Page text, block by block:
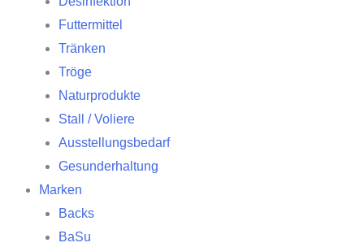
Futtermittel
Tränken
Tröge
Naturprodukte
Stall / Voliere
Ausstellungsbedarf
Gesunderhaltung
Marken
Backs
BaSu